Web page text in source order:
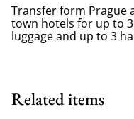
Transfer form Prague
town hotels for up to
luggage and up to 3
Related items